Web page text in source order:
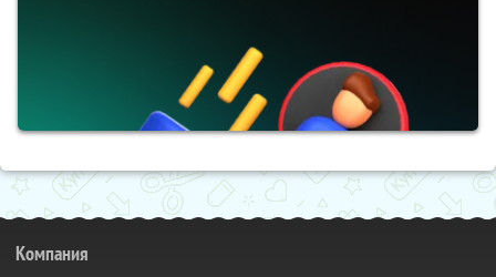
Компания